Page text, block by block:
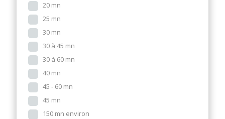
20 mn
25 mn
30 mn
30 à 45 mn
30 à 60 mn
40 mn
45 - 60 mn
45 mn
150 mn environ